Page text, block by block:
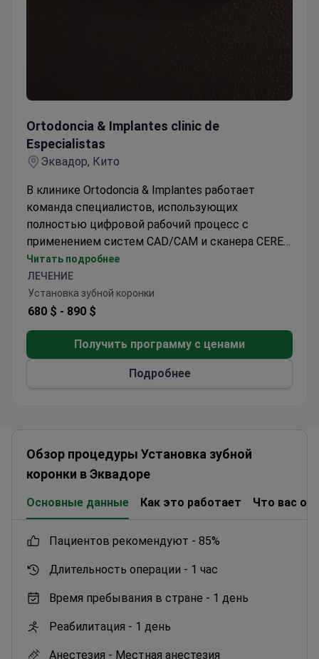
Ortodoncia & Implantes clinic de
Especialistas
Эквадор, Кито
В клинике Ortodoncia & Implantes работает
команда специалистов, использующих
полностью цифровой рабочий процесс с
применением систем CAD/CAM и сканера CEREC
Omnicam для достижения высокой точности.
Эта технология позволяет проектировать и
изготавливать коронки из диоксида циркония и
E-max за одно посещение. Консультация в
клинике стоит около 50 долларов, что обычно
включает 30-минутный сеанс. Команду
возглавляет доктор Хуан Пабло дель Валье,
прошедший специализированную подготовку по
использует 3D-компьютерную томографию для
обеспечения точной посадки каждой коронки.
Читать подробнее
ЛЕЧЕНИЕ
Установка зубной коронки
680 $ - 890 $
Получить программу с ценами
Подробнее
Обзор процедуры Установка зубной
коронки в Эквадоре
Основные данные Как это работает Что вас
пациентов рекомендуют - 85%
Длительность операции - 1 час
Время пребывания в стране - 1 день
Реабилитация - 1 день
Анестезия - Местная анестезия